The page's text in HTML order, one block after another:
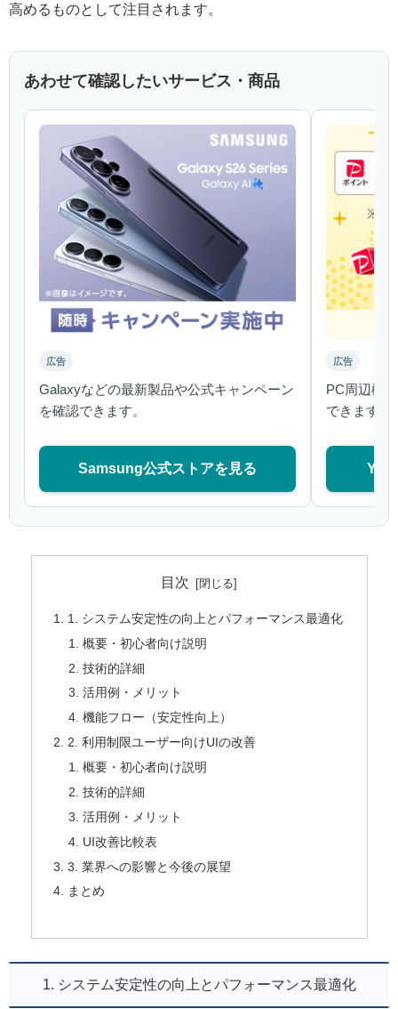
高めるものとして注目されます。
あわせて確認したいサービス・商品
広告
Galaxyなどの最新製品や公式キャンペーン
を確認できます。
Samsung公式ストアを見る
広告
PC周辺機
できます。
目次
1. システム安定性の向上とパフォーマンス最適化
概要・初心者向け説明
技術的詳細
活用例・メリット
機能フロー（安定性向上）
2. 利用制限ユーザー向けUIの改善
概要・初心者向け説明
技術的詳細
活用例・メリット
UI改善比較表
3. 業界への影響と今後の展望
まとめ
1. システム安定性の向上とパフォーマンス最適化